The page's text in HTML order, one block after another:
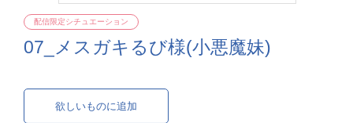
07_メスガキるび様(小悪魔妹)
配信限定シチュエーション
欲しいものに追加